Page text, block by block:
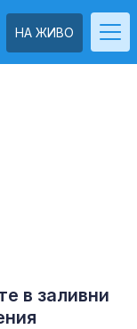
НА ЖИВО
в заливни